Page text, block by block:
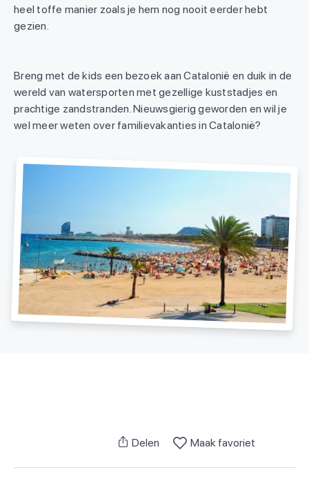
heel toffe manier zoals je hem nog nooit eerder hebt
gezien.
Breng met de kids een bezoek aan Catalonië en duik in de
wereld van watersporten met gezellige kuststadjes en
prachtige zandstranden. Nieuwsgierig geworden en wil je
wel meer weten over familievakanties in Catalonië?
Delen Maak favoriet